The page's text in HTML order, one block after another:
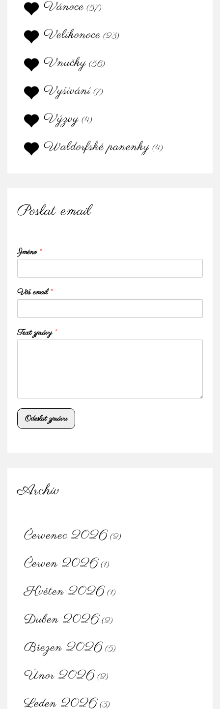
Vánoce (57)
Velikonoce (23)
Vnučky (56)
Vyšívání (7)
Výzvy (4)
Waldorfské panenky (4)
Poslat email
Jméno *
Váš email*
Text zprávy *
Odeslat zprávu
Archiv
Červenec 2026 (2)
Červen 2026 (1)
Květen 2026 (1)
Duben 2026 (2)
Březen 2026 (5)
Únor 2026 (2)
Leden 2026 (3)